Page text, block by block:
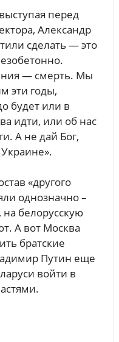
перед
Александр
сделать — это
— смерть. Мы
эти годы,
будет или в
идти, или об нас
А не дай Бог,
«другого
однозначно –
белорусскую
А вот Москва
братские
Путин еще
войти в